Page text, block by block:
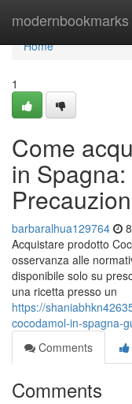
modernbookmarks
Home
Home
1
Come
in
barbaralhua129764
Acquistare prodotto
osservanza alle
disponibile solo su
una ricetta presso un
https://
cocodamol-in-spagna-
Comments
Comments